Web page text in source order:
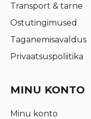
Transport & tarne
Ostutingimused
Taganemisavaldus
Privaatsuspoliitika
MINU KONTO
Minu konto